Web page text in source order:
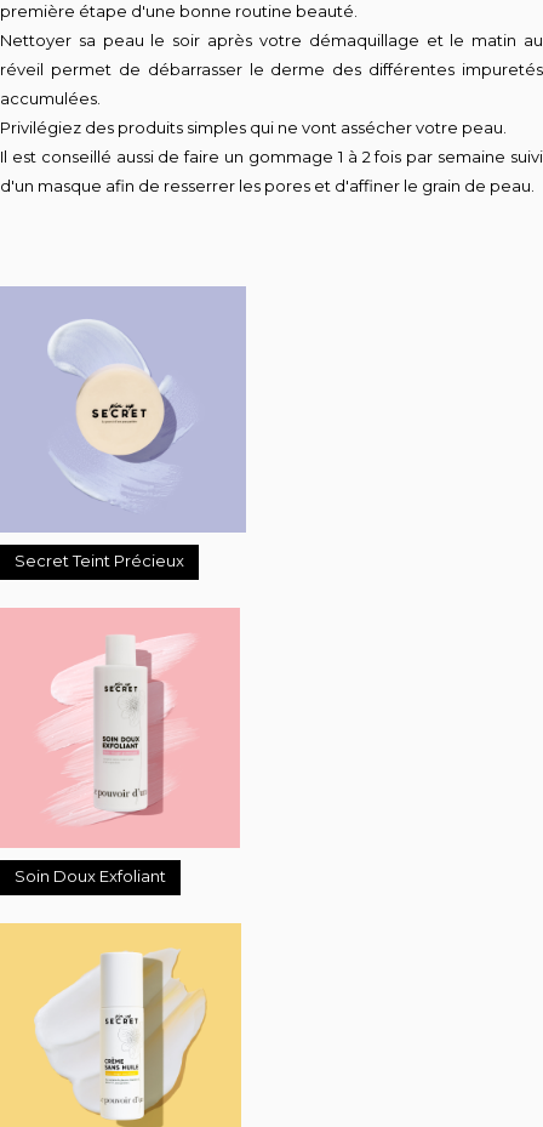
première étape d'une bonne routine beauté.
Nettoyer sa peau le soir après votre démaquillage et le matin au
réveil permet de débarrasser le derme des différentes impuretés
accumulées.
Privilégiez des produits simples qui ne vont assécher votre peau.
Il est conseillé aussi de faire un gommage 1 à 2 fois par semaine suivi
d'un masque afin de resserrer les pores et d'affiner le grain de peau.
Secret Teint Précieux
Soin Doux Exfoliant